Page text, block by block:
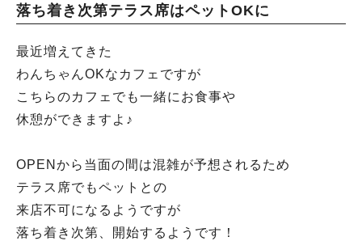
落ち着き次第テラス席はペットOKに
最近増えてきた
わんちゃんOKなカフェですが
こちらのカフェでも一緒にお食事や
休憩ができますよ♪
OPENから当面の間は混雑が予想されるため
テラス席でもペットとの
来店不可になるようですが
落ち着き次第、開始するようです！